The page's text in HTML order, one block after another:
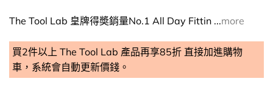
The Tool Lab 皇牌得奬銷量No.1 All Day Fittin ...more
買2件以上 The Tool Lab 產品再享85折 直接加進購物
車，系統會自動更新價錢。